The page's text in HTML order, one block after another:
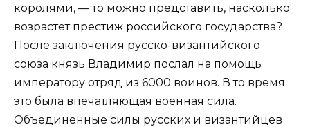
королями, — то можно представить, насколько
возрастет престиж российского государства?
После заключения русско-византийского
союза князь Владимир послал на помощь
императору отряд из 6000 воинов. В то время
это была впечатляющая военная сила.
Объединенные силы русских и византийцев